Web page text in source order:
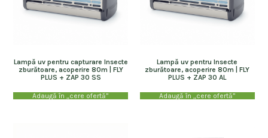
Lampă uv pentru capturare Insecte
zburătoare, acoperire 80m | FLY
PLUS + ZAP 30 SS
Adaugă în „cere ofertă”
Lampă uv pentru Insecte
zburătoare, acoperire 80m | FLY
PLUS + ZAP 30 AL
Adaugă în „cere ofertă”